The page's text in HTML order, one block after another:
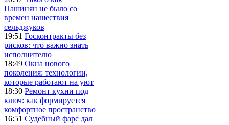
Пашинян не было со
времен нашествия
сельджуков
19:51 Госконтракты без
рисков: что важно знать
исполнителю
18:49 Окна нового
поколения: технологии,
которые работают на уют
18:30 Ремонт кухни под
ключ: как формируется
комфортное пространство
16:51 Судебный фарс дал